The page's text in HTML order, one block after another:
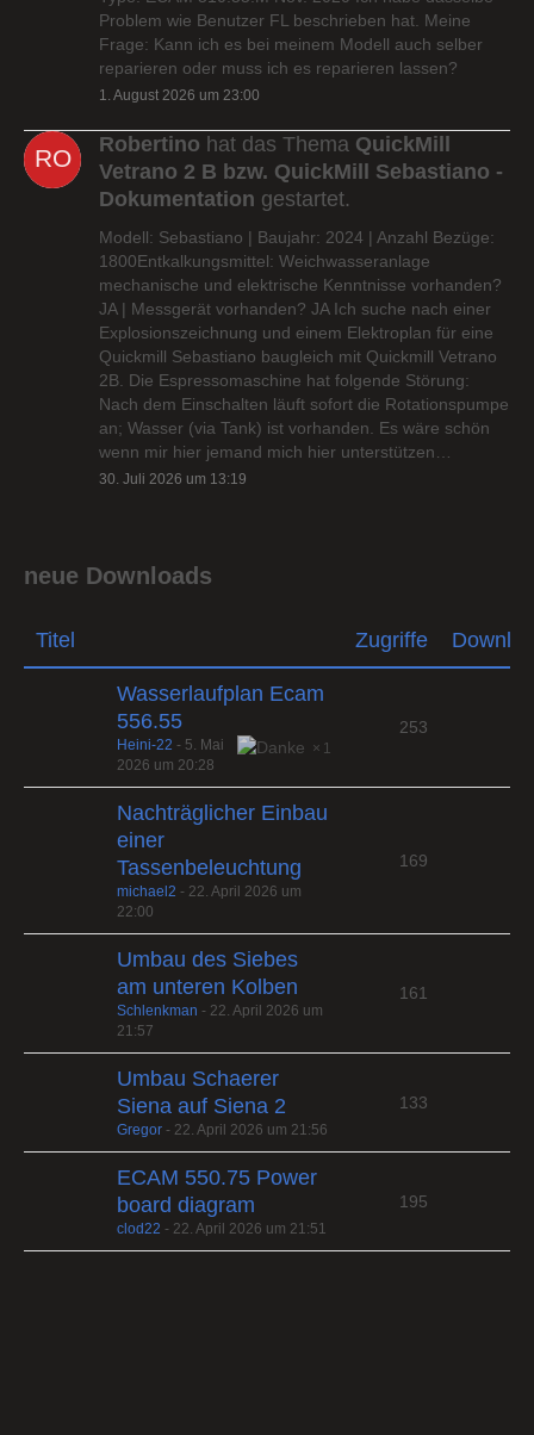
Problem wie Benutzer FL beschrieben hat. Meine
Frage: Kann ich es bei meinem Modell auch selber
reparieren oder muss ich es reparieren lassen?
1. August 2026 um 23:00
Robertino hat das Thema QuickMill
Vetrano 2 B bzw. QuickMill Sebastiano -
Dokumentation gestartet.
Modell: Sebastiano | Baujahr: 2024 | Anzahl Bezüge:
1800Entkalkungsmittel: Weichwasseranlage
mechanische und elektrische Kenntnisse vorhanden?
JA | Messgerät vorhanden? JA Ich suche nach einer
Explosionszeichnung und einem Elektroplan für eine
Quickmill Sebastiano baugleich mit Quickmill Vetrano
2B. Die Espressomaschine hat folgende Störung:
Nach dem Einschalten läuft sofort die Rotationspumpe
an; Wasser (via Tank) ist vorhanden. Es wäre schön
wenn mir hier jemand mich hier unterstützen…
30. Juli 2026 um 13:19
neue Downloads
Titel Zugriffe
Wasserlaufplan Ecam
556.55
1
Heini-22 - 5. Mai
2026 um 20:28
253
Nachträglicher Einbau
einer
Tassenbeleuchtung
michael2 - 22. April 2026 um
22:00
169
Umbau des Siebes
am unteren Kolben
Schlenkman - 22. April 2026 um
21:57
161
Umbau Schaerer
Siena auf Siena 2
Gregor - 22. April 2026 um 21:56
133
ECAM 550.75 Power
board diagram
clod22 - 22. April 2026 um 21:51
195